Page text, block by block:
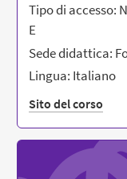
Tipo di accesso:
E
Sede didattica:
Lingua: Italiano
Sito del corso